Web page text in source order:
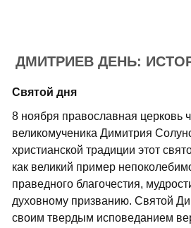
ДМИТРИЕВ ДЕНЬ:
Святой дня
8 ноября православная церковь
великомученика Димитрия
христианской традиции этот
как великий пример
праведного благочестия,
духовному призванию. Святой
своим твердым исповеданием